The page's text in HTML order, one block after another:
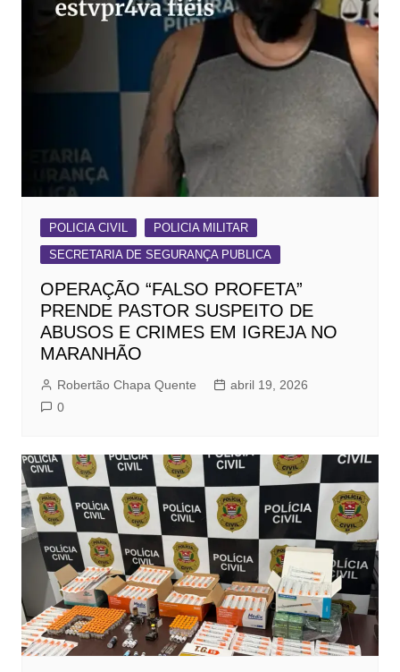
POLICIA CIVIL
POLICIA MILITAR
SECRETARIA DE SEGURANÇA PUBLICA
OPERAÇÃO “FALSO PROFETA”
PRENDE PASTOR SUSPEITO DE
ABUSOS E CRIMES EM IGREJA NO
MARANHÃO
Robertão Chapa Quente
abril 19, 2026
0